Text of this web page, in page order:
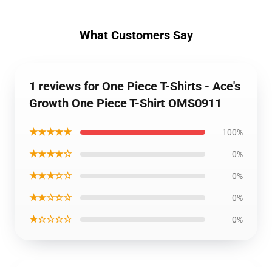
What Customers Say
1 reviews for One Piece T-Shirts - Ace's
Growth One Piece T-Shirt OMS0911
★★★★★ 100%
★★★★☆ 0%
★★★☆☆ 0%
★★☆☆☆ 0%
★☆☆☆☆ 0%